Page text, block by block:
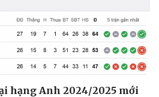
hạng Anh 2024/2025 mới